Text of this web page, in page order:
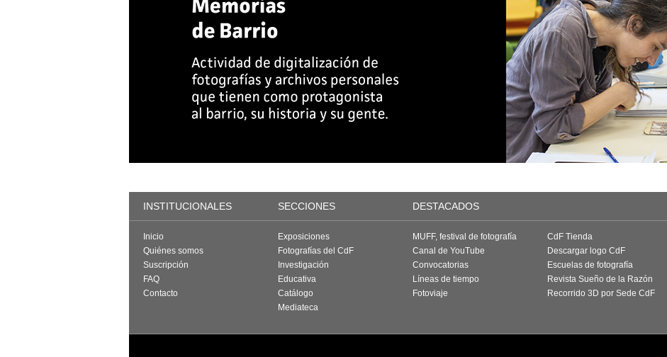
INSTITUCIONALES SECCIONES DESTACADOS
Inicio
Quiénes somos
Suscripción
FAQ
Contacto
Exposiciones
Fotografías del CdF
Investigación
Educativa
Catálogo
Mediateca
MUFF, festival de fotografía
Canal de YouTube
Convocatorias
Líneas de tiempo
Fotoviaje
CdF Tienda
Descargar logo CdF
Escuelas de fotografía
Revista Sueño de la Razón
Recorrido 3D por Sede CdF